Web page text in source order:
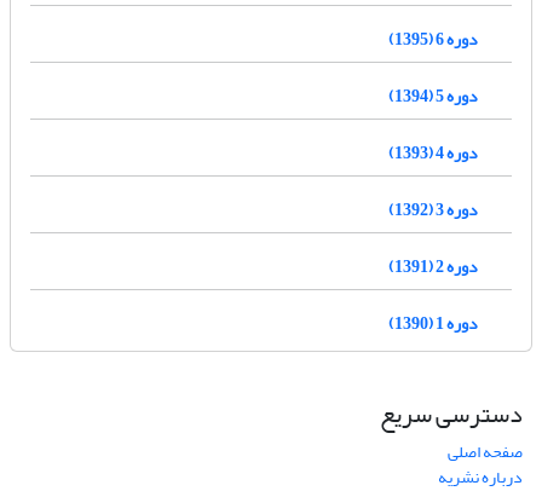
دوره 6 (1395)
دوره 5 (1394)
دوره 4 (1393)
دوره 3 (1392)
دوره 2 (1391)
دوره 1 (1390)
دسترسی سریع
صفحه اصلی
درباره نشریه